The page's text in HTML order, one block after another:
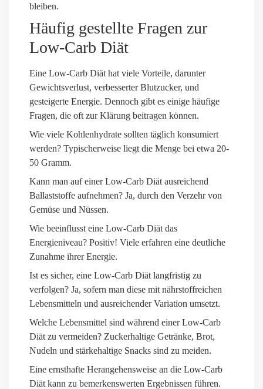
bleiben.
Häufig gestellte Fragen zur
Low-Carb Diät
Eine Low-Carb Diät hat viele Vorteile, darunter
Gewichtsverlust, verbesserter Blutzucker, und
gesteigerte Energie. Dennoch gibt es einige häufige
Fragen, die oft zur Klärung beitragen können.
Wie viele Kohlenhydrate sollten täglich konsumiert
werden? Typischerweise liegt die Menge bei etwa 20-
50 Gramm.
Kann man auf einer Low-Carb Diät ausreichend
Ballaststoffe aufnehmen? Ja, durch den Verzehr von
Gemüse und Nüssen.
Wie beeinflusst eine Low-Carb Diät das
Energieniveau? Positiv! Viele erfahren eine deutliche
Zunahme ihrer Energie.
Ist es sicher, eine Low-Carb Diät langfristig zu
verfolgen? Ja, sofern man diese mit nährstoffreichen
Lebensmitteln und ausreichender Variation umsetzt.
Welche Lebensmittel sind während einer Low-Carb
Diät zu vermeiden? Zuckerhaltige Getränke, Brot,
Nudeln und stärkehaltige Snacks sind zu meiden.
Eine ernsthafte Herangehensweise an die Low-Carb
Diät kann zu bemerkenswerten Ergebnissen führen.